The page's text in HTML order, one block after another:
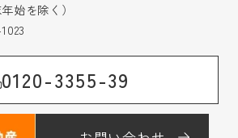
始を除く）
0120-3355-39